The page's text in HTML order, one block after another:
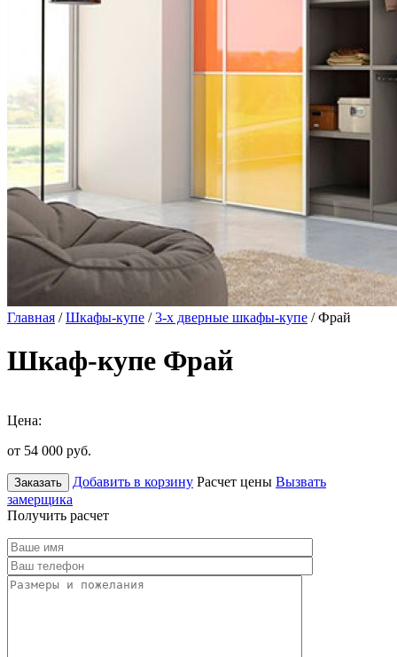
Главная /Шкафы-купе /3-х дверные шкафы-купе / Фрай
Шкаф-купе Фрай
Цена:
от 54 000 руб.
Заказать Добавить в корзину Расчет цены Вызвать
замерщика
Получить расчет